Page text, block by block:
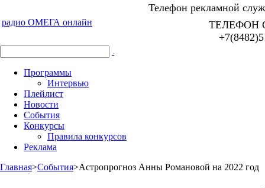
радио ОМЕГА онлайн
Телефон рекламной
ТЕЛЕФОН
Программы
Интервью
Плейлист
Новости
События
Конкурсы
Правила конкурсов
Реклама
Главная>События>Астропрогноз Анны Романовой на 2022 год